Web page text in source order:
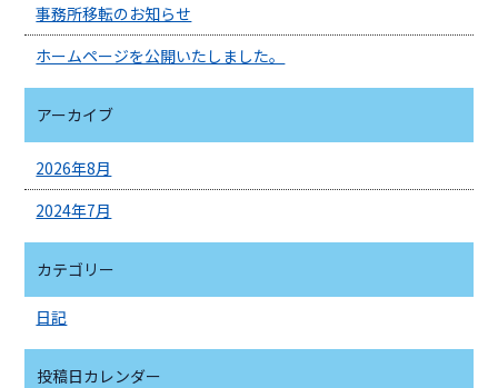
事務所移転のお知らせ
ホームページを公開いたしました。
アーカイブ
2026年8月
2024年7月
カテゴリー
日記
投稿日カレンダー